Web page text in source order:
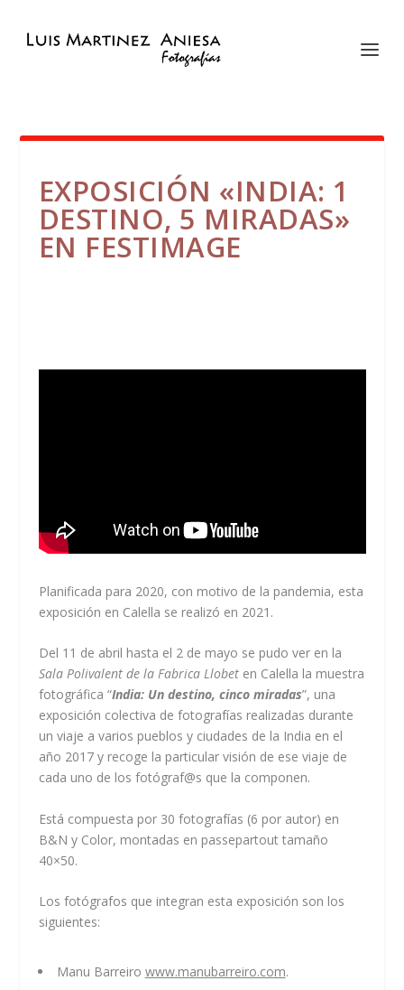
EXPOSICIÓN «INDIA: 1
DESTINO, 5 MIRADAS»
EN FESTIMAGE
Planificada para 2020, con motivo de la pandemia, esta
exposición en Calella se realizó en 2021.
Del 11 de abril hasta el 2 de mayo se pudo ver en la
Sala Polivalent de la Fabrica Llobeten Calella la muestra
fotográfica “India: Un destino, cinco miradas”, una
exposición colectiva de fotografías realizadas durante
un viaje a varios pueblos y ciudades de la India en el
año 2017 y recoge la particular visión de ese viaje de
cada uno de los fotógraf@s que la componen.
Está compuesta por 30 fotografías (6 por autor) en
B&N y Color, montadas en passepartout tamaño
40×50.
Los fotógrafos que integran esta exposición son los
siguientes:
Manu Barreiro www.manubarreiro.com.